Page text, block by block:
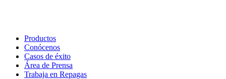
Productos
Conócenos
Casos de éxito
Área de Prensa
Trabaja en Repagas